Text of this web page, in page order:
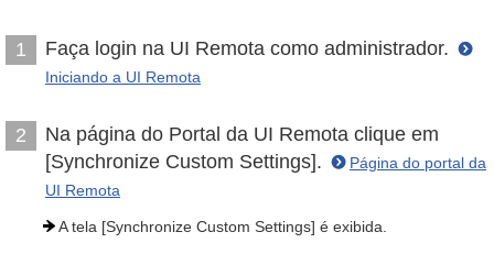
1 Faça login na UI Remota como administrador.
Iniciando a UI Remota
2
Na página do Portal da UI Remota clique em
[Synchronize Custom Settings].
Página do portal da
UI Remota
A tela [Synchronize Custom Settings] é exibida.